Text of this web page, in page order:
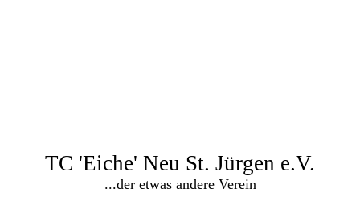
TC 'Eiche' Neu St. Jürgen e.V.
...der etwas andere Verein